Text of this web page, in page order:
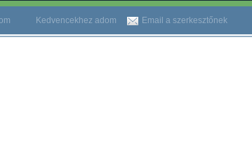
Kedvencekhez adom Email a szerkesztőnek